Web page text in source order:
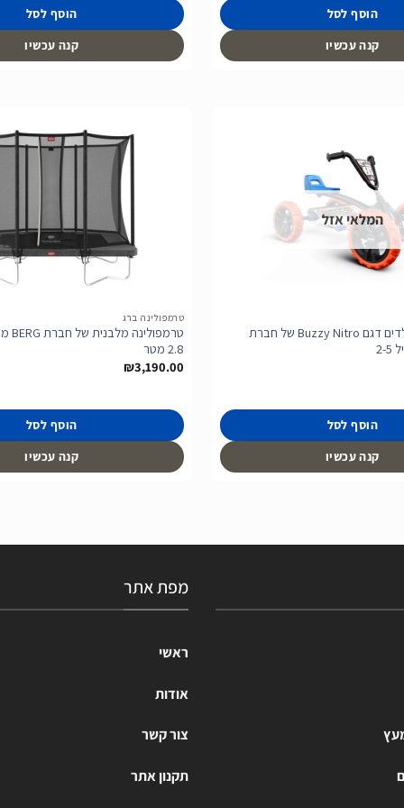
הוסף לסל
קנה עכשיו
הוסף לסל
קנה עכשיו
המלאי אזל
בימבה פדלים לילדים דגם Buzzy Nitro של חברת
הוסף לסל
קנה עכשיו
טרמפולינה ברג
2.8 מטר
₪3,190.00
הוסף לסל
קנה עכשיו
מפת אתר
ראשי
אודות
צור קשר
תקנון אתר